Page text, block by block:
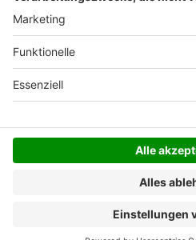
SHOP SERVICE
Versandkostenund ggf.